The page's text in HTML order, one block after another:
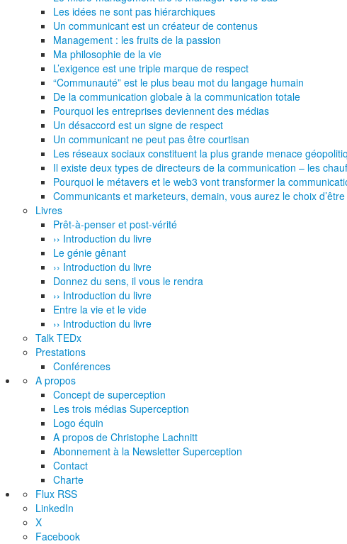
Les idées ne sont pas hiérarchiques
Un communicant est un créateur de contenus
Management : les fruits de la passion
Ma philosophie de la vie
L’exigence est une triple marque de respect
“Communauté” est le plus beau mot du langage humain
De la communication globale à la communication totale
Pourquoi les entreprises deviennent des médias
Un désaccord est un signe de respect
Un communicant ne peut pas être courtisan
Les réseaux sociaux constituent la plus grande menace
Il existe deux types de directeurs de la communication – les
Pourquoi le métavers et le web3 vont transformer la
Communicants et marketeurs, demain, vous aurez le choix
Livres
Prêt-à-penser et post-vérité
›› Introduction du livre
Le génie gênant
›› Introduction du livre
Donnez du sens, il vous le rendra
›› Introduction du livre
Entre la vie et le vide
›› Introduction du livre
Talk TEDx
Prestations
Conférences
A propos
Concept de superception
Les trois médias Superception
Logo équin
A propos de Christophe Lachnitt
Abonnement à la Newsletter Superception
Contact
Charte
Flux RSS
LinkedIn
X
Facebook